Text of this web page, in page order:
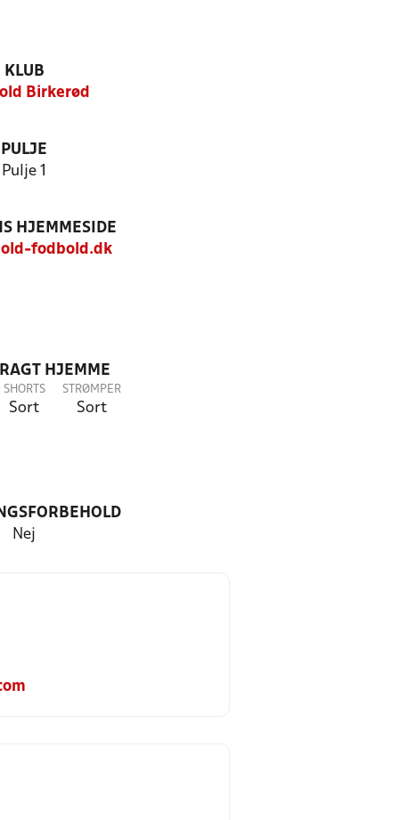
KLUB
Birkerød
PULJE
Pulje 1
HJEMMESIDE
fodbold.dk
HJEMME
SHORTS
Sort
STRØMPER
Sort
Nej